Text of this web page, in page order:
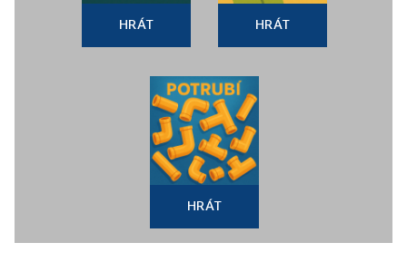
HRÁT HRÁT
HRÁT